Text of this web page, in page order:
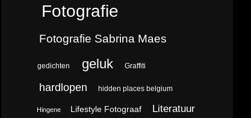
Fotografie
Fotografie Sabrina Maes
gedichten geluk Graffiti
hardlopen hidden places belgium
Hingene Lifestyle Fotograaf Literatuur